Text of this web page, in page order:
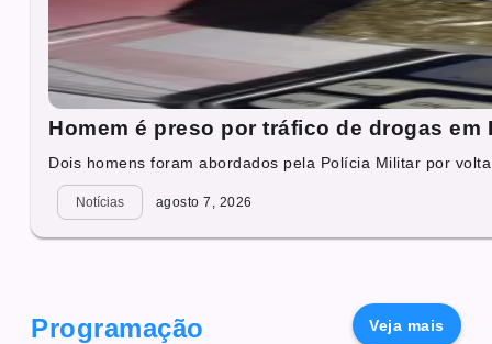
Homem é preso por tráfico de drogas em
Dois homens foram abordados pela Polícia Militar por
Notícias agosto 7, 2026
Programação Veja mais